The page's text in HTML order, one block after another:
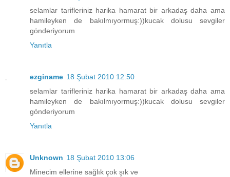
selamlar tarifleriniz harika hamarat bir arkadaş daha ama
hamileyken de bakılmıyormuş:))kucak dolusu sevgiler
gönderiyorum
Yanıtla
ezginame 18 Şubat 2010 12:50
selamlar tarifleriniz harika hamarat bir arkadaş daha ama
hamileyken de bakılmıyormuş:))kucak dolusu sevgiler
gönderiyorum
Yanıtla
Unknown 18 Şubat 2010 13:06
Minecim ellerine sağlık çok şık ve